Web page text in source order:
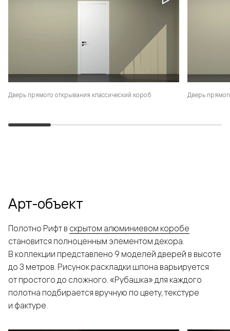
Дверь прямого открывания классический короб Дверь
Арт-объект
Полотно Рифт в скрытом алюминиевом коробе
становится полноценным элементом декора.
В коллекции представлено 9 моделей дверей в высоте
до 3 метров. Рисунок раскладки шпона варьируется
от простого до сложного. «Рубашка» для каждого
полотна подбирается вручную по цвету, текстуре
и фактуре.